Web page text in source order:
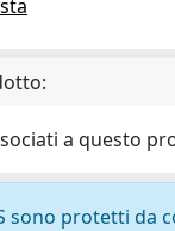
a questo
sono protetti da